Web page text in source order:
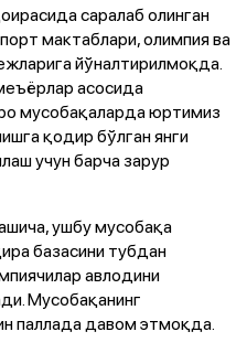
саралаб олинган
мактаблари, олимпия ва
йўналтирилмоқда.
асосида
мусобақаларда юртимиз
қодир бўлган янги
учун барча зарур
ушбу мусобақа
базасини тубдан
авлодини
Мусобақанинг
паллада давом этмоқда.